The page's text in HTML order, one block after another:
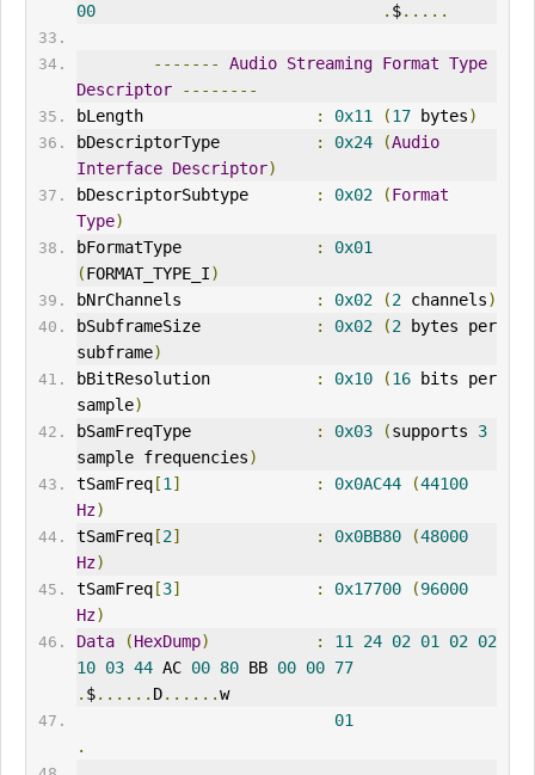
00
. $.....
------- Audio Streaming Format Type
Descriptor
--------
bLength
: 0x11 (17 bytes)
bDescriptorType
: 0x24 (Audio
Interface Descriptor)
bDescriptorSubtype
: 0x02 (Format
Type)
bFormatType
:
0x01
(FORMAT_TYPE_I)
bNrChannels
: 0x02 (2 channels)
bSubframeSize
: 0x02 (2 bytes per
subframe)
bBitResolution
: 0x10 (16 bits per
sample)
bSamFreqType
: 0x03 (supports 3
sample frequencies)
tSamFreq[1 ] : 0x0AC44 (44100
Hz)
tSamFreq[2] : 0x0BB80 (48000
Hz)
tSamFreq[3] : 0x17700 (96000
Hz)
Data
(HexDump) : 11 24 02 01 02 02
10 03 44 AC 00 80 BB 00 00 77
. $...... D......w
01
.